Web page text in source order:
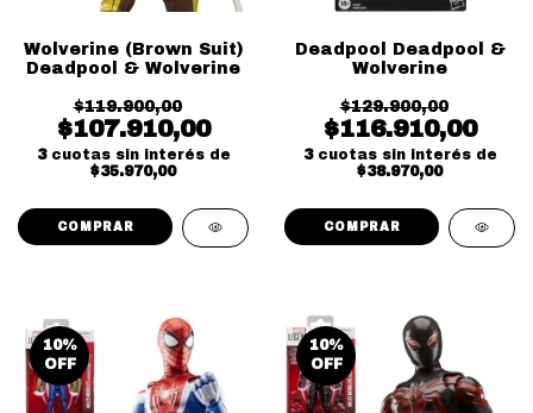
Wolverine (Brown Suit)
Deadpool & Wolverine
$119.900,00
$107.910,00
3 cuotas sin interés de
$35.970,00
Deadpool Deadpool &
Wolverine
$129.900,00
$116.910,00
3 cuotas sin interés de
$38.970,00
10%
OFF
10%
OFF